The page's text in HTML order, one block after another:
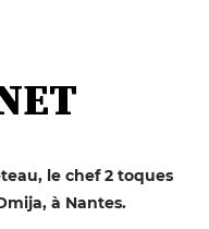
le chef 2 toques
à Nantes.